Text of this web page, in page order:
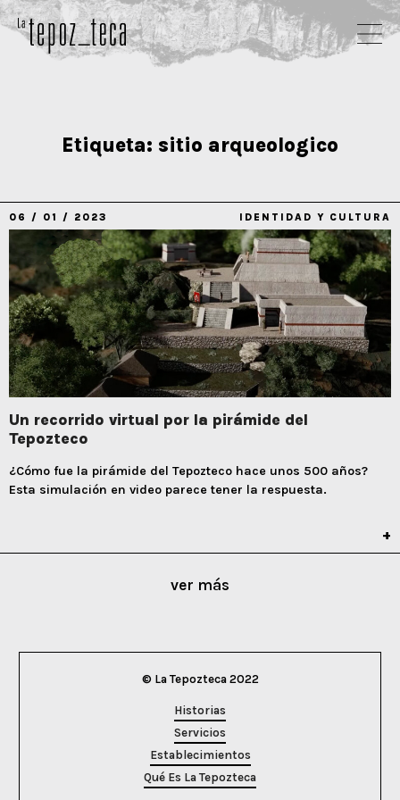
Etiqueta: sitio arqueologico
06 / 01 / 2023 IDENTIDAD Y CULTURA
Un recorrido virtual por la pirámide del
Tepozteco
¿Cómo fue la pirámide del Tepozteco hace unos 500 años?
Esta simulación en video parece tener la respuesta.
ver más
© La Tepozteca 2022
Historias
Servicios
Establecimientos
Qué Es La Tepozteca